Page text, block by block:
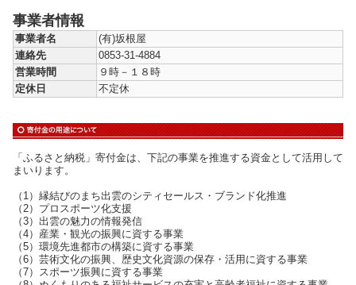
事業者情報
事業者名
(有)坂根屋
連絡先
0853-31-4884
営業時間
９時－１８時
定休日
不定休
「ふるさと納税」寄付金は、下記の事業を推進する資金として活用して
まいります。
（1）縁結びのまち出雲のシティセールス・ブランド化推進
（2）プロスポーツ化支援
（3）出雲の魅力の情報発信
（4）産業・観光の振興に資する事業
（5）環境先進都市の構築に資する事業
（6）芸術文化の振興、歴史文化資源の保存・活用に資する事業
（7）スポーツ振興に資する事業